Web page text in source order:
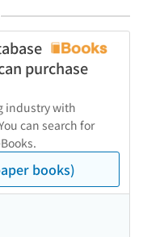
purchase
industry with
can search for
books)